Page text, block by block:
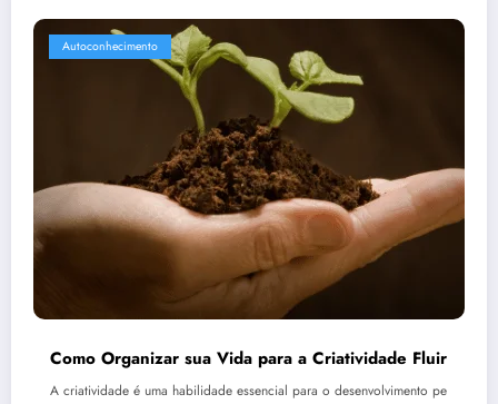
Autoconhecimento
Como Organizar sua Vida para a Criatividade Fluir
A criatividade é uma habilidade essencial para o desenvolvimento pe